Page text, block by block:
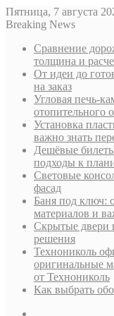
Пятница, 7 августа
Breaking News
Сравнение
толщина и
От идеи до
на заказ
Угловая печь-
отопительного
Установка
важно знать
Дешёвые
подходы к
Световые
фасад
Баня под ключ:
материалов и
Скрытые двери
решения
Технониколь
оригинальные
от Технониколь
Как выбрать